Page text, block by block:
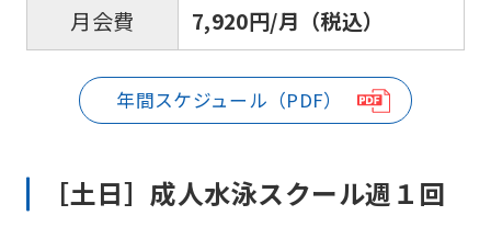
月会費
7,920円/月（税込）
年間スケジュール（PDF）
［土日］成人水泳スクール週１回
below
(start
automatic
to
return